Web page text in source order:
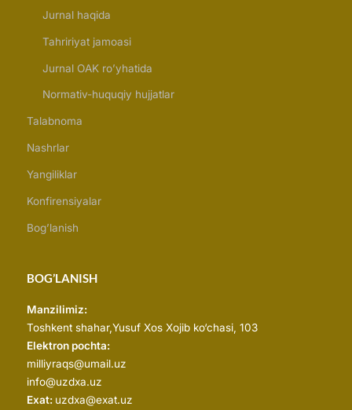
Jurnal haqida
Tahririyat jamoasi
Jurnal OAK ro’yhatida
Normativ-huquqiy hujjatlar
Talabnoma
Nashrlar
Yangiliklar
Konfirensiyalar
Bog’lanish
BOG’LANISH
Manzilimiz:
Toshkent shahar,Yusuf Xos Xojib ko‘chasi, 103
Elektron pochta:
milliyraqs@umail.uz
info@uzdxa.uz
Exat: uzdxa@exat.uz